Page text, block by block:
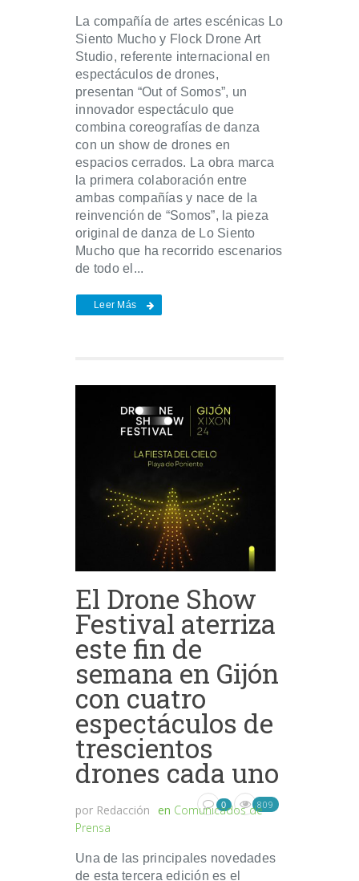
La compañía de artes escénicas Lo
Siento Mucho y Flock Drone Art
Studio, referente internacional en
espectáculos de drones,
presentan “Out of Somos”, un
innovador espectáculo que
combina coreografías de danza
con un show de drones en
espacios cerrados. La obra marca
la primera colaboración entre
ambas compañías y nace de la
reinvención de “Somos”, la pieza
original de danza de Lo Siento
Mucho que ha recorrido escenarios
de todo el...
Leer Más
El Drone Show
Festival aterriza
este fin de
semana en Gijón
con cuatro
espectáculos de
trescientos
drones cada uno
por Redacción en Comunicados de
Prensa
0 809
Una de las principales novedades
de esta tercera edición es el